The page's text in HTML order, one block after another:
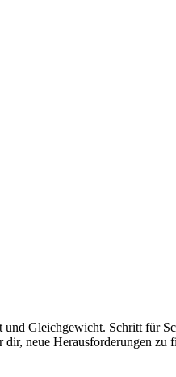
Gleichgewicht. Schritt für
neue Herausforderungen zu